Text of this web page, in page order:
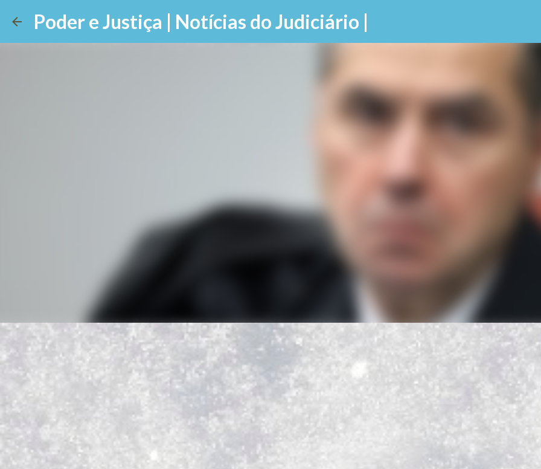
Pular para o conteúdo principal
Poder e Justiça | Notícias do Judiciário |